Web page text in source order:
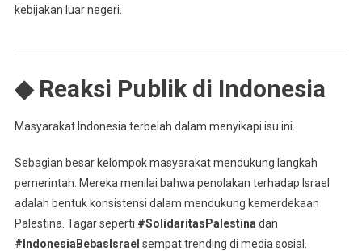
kebijakan luar negeri.
◆ Reaksi Publik di Indonesia
Masyarakat Indonesia terbelah dalam menyikapi isu ini.
Sebagian besar kelompok masyarakat mendukung langkah
pemerintah. Mereka menilai bahwa penolakan terhadap Israel
adalah bentuk konsistensi dalam mendukung kemerdekaan
Palestina. Tagar seperti #SolidaritasPalestina dan
#IndonesiaBebasIsrael sempat trending di media sosial.